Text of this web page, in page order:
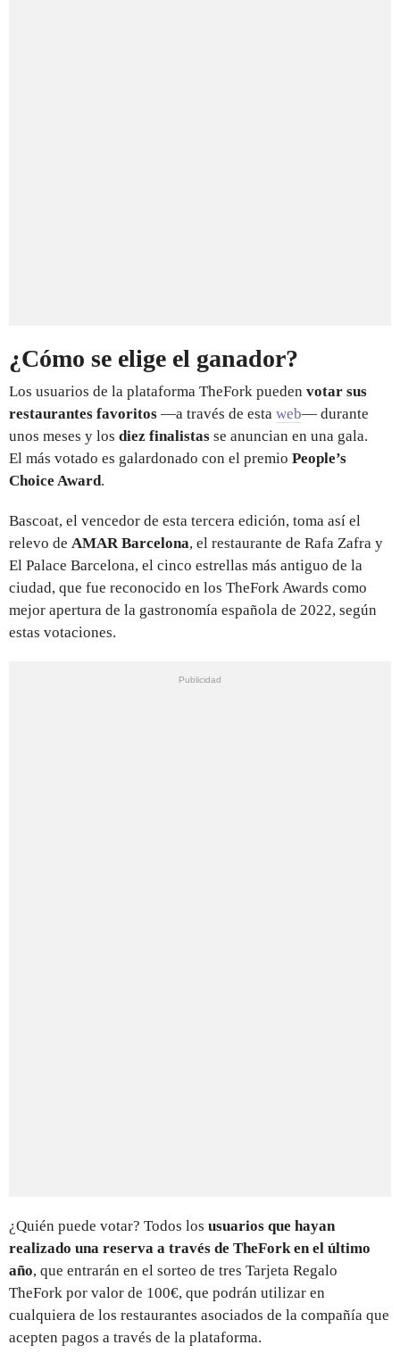
¿Cómo se elige el ganador?
Los usuarios de la plataforma TheFork pueden votar sus
restaurantes favoritos —a través de esta web— durante
unos meses y los diez finalistas se anuncian en una gala.
El más votado es galardonado con el premio People’s
Choice Award.
Bascoat, el vencedor de esta tercera edición, toma así el
relevo de AMAR Barcelona, el restaurante de Rafa Zafra y
El Palace Barcelona, el cinco estrellas más antiguo de la
ciudad, que fue reconocido en los TheFork Awards como
mejor apertura de la gastronomía española de 2022, según
estas votaciones.
¿Quién puede votar? Todos los usuarios que hayan
realizado una reserva a través de TheFork en el último
año, que entrarán en el sorteo de tres Tarjeta Regalo
TheFork por valor de 100€, que podrán utilizar en
cualquiera de los restaurantes asociados de la compañía que
acepten pagos a través de la plataforma.